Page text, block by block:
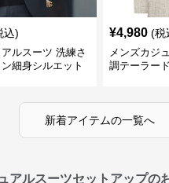
込)
ルスーツ 洗練さ
細身シルエット
¥4,980 (税
メンズカジ
調テーラー
新着アイテムの一覧へ
アルスーツセットアップの